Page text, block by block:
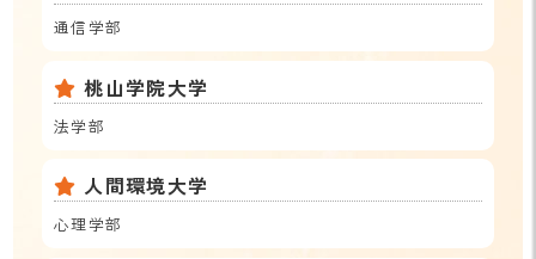
通信学部
桃山学院大学
法学部
人間環境大学
心理学部